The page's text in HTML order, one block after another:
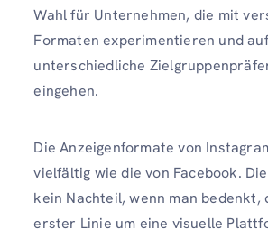
Wahl für Unternehmen, die mit
Formaten experimentieren und auf
unterschiedliche
eingehen.
Die Anzeigenformate von
vielfältig wie die von Facebook.
kein Nachteil, wenn man bedenkt,
erster Linie um eine visuelle